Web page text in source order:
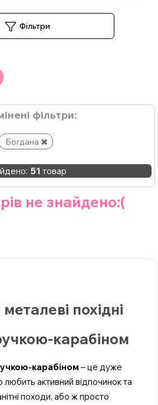
Фільтри
фільтри:
Богдана
51 товар
не знайдено:(
похідні
карабіном
карабіном – це дуже
любить активний відпочинок та
походи, або ж просто